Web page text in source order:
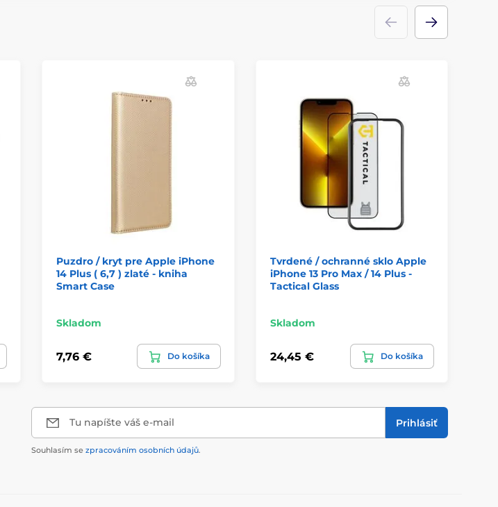
Puzdro / kryt pre Apple iPhone
14 Plus ( 6,7 ) zlaté - kniha
Smart Case
Skladom
7,76 € Do košíka
Tvrdené / ochranné sklo Apple
iPhone 13 Pro Max / 14 Plus -
Tactical Glass
Skladom
24,45 € Do košíka
Tu napíšte váš e-mail Prihlásiť
Souhlasím se zpracováním osobních údajů.